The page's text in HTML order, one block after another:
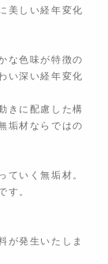
美しい経年変化
な色味が特徴の
い深い経年変化
きに配慮した構
垢材ならではの
ていく無垢材。
す。
が発生いたしま